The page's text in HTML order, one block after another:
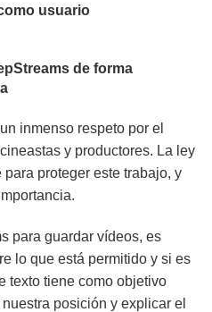
usuario
de forma
inmenso respeto por el
y productores. La ley
proteger este trabajo, y
para guardar vídeos, es
lo que está permitido y si es
texto tiene como objetivo
posición y explicar el